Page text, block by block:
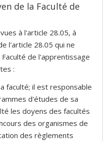
de la Faculté de
à l'article 28.05, à
l'article 28.05 qui ne
de l'apprentissage
:
faculté; il est responsable
d'études de sa
les doyens des facultés
des organismes de
des règlements